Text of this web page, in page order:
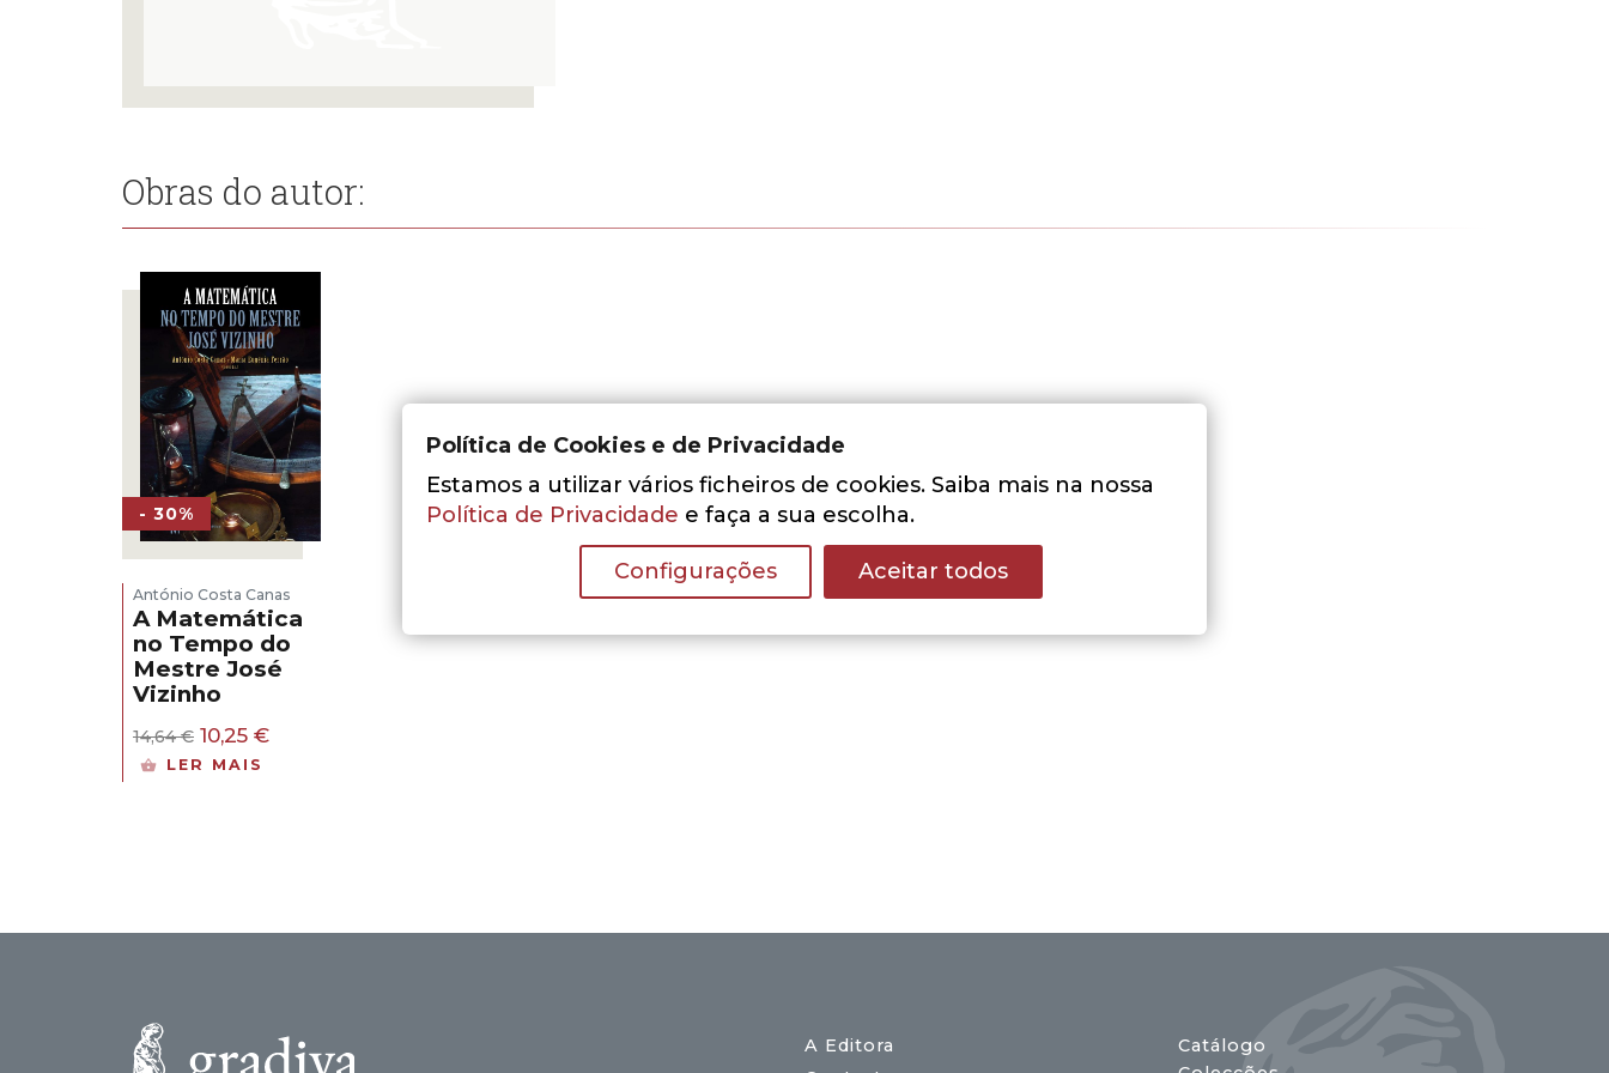
Obras do autor:
- 30%
António Costa Canas
A Matemática
no Tempo do
Mestre José
Vizinho
14,64€ O
preço
10,25 €O
LER MAIS
A Editora
Catálogo
Política de Cookies e de Privacidade
Estamos a utilizar vários ficheiros de cookies. Saiba mais na nossa
Política de Privacidade e faça a sua escolha.
Configurações Aceitar todos